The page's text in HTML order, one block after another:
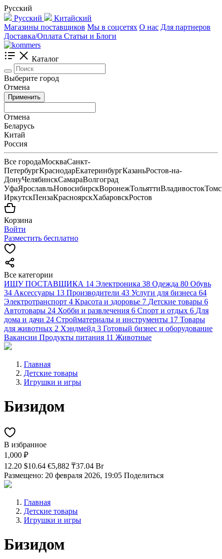
Русский
Русский
Китайский
Магазины поставщиков Мы в соцсетях О нас Для партнеров
Доставка/Оплата Статьи и Блоги
Каталог
Выберите город
Отмена
Применить
Отмена
Беларусь
Китай
Россия
Все городаМоскваСанкт-
ПетербургКраснодарЕкатеринбургКазаньРостов-на-
ДонуЧелябинскСамараВолгоград
УфаЯрославльНовосибирскВоронежТольяттиВладивосток
ИркутскПензаКрасноярскХабаровскРостов
Корзина
Войти
Разместить бесплатно
Все категории
ИЩУ ПОСТАВЩИКА 14 Электроника 38 Одежда 80 Обувь
34 Аксессуары 13 Производители 43 Услуги для бизнеса 64
Электротранспорт 4 Красота и здоровье 7 Детские товары 6
Автотовары 24 Хобби и развлечения 6 Спорт и отдых 6 Для
дома и дачи 24 Стройматериалы и инструменты 17 Товары
для животных 2 Хэндмейд 3 Готовый бизнес и оборудование
Вакансии Продукты питания 11 Животные
Главная
Детские товары
Игрушки и игры
Бизидом
В избранное
1,000 ₽
12.20 $10.64 €5,882 ₸37.04 Br
Размещено: 20 февраля 2026, 19:05 Поделиться
Главная
Детские товары
Игрушки и игры
Бизидом